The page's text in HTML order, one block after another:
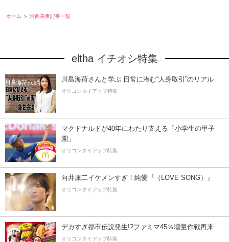
ホーム 河西美希記事一覧
eltha イチオシ特集
川島海荷さんと学ぶ 日常に潜む“人身取引”のリアル
オリコンタイアップ特集
マクドナルドが40年にわたり支える「小学生の甲子
園」
オリコンタイアップ特集
向井康二イケメンすぎ！純愛『（LOVE SONG）』
オリコンタイアップ特集
デカすぎ都市伝説発生!?ファミマ45％増量作戦再来
オリコンタイアップ特集